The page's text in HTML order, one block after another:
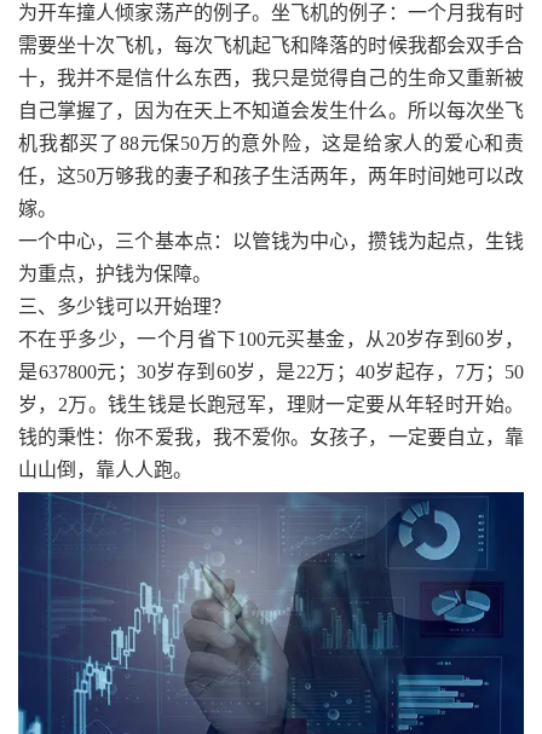
为开车撞人倾家荡产的例子。坐飞机的例子：一个月我有时
需要坐十次飞机，每次飞机起飞和降落的时候我都会双手合
十，我并不是信什么东西，我只是觉得自己的生命又重新被
自己掌握了，因为在天上不知道会发生什么。所以每次坐飞
机我都买了88元保50万的意外险，这是给家人的爱心和责
任，这50万够我的妻子和孩子生活两年，两年时间她可以改
嫁。
一个中心，三个基本点：以管钱为中心，攒钱为起点，生钱
为重点，护钱为保障。
三、多少钱可以开始理？
不在乎多少，一个月省下100元买基金，从20岁存到60岁，
是637800元；30岁存到60岁，是22万；40岁起存，7万；50
岁，2万。钱生钱是长跑冠军，理财一定要从年轻时开始。
钱的秉性：你不爱我，我不爱你。女孩子，一定要自立，靠
山山倒，靠人人跑。